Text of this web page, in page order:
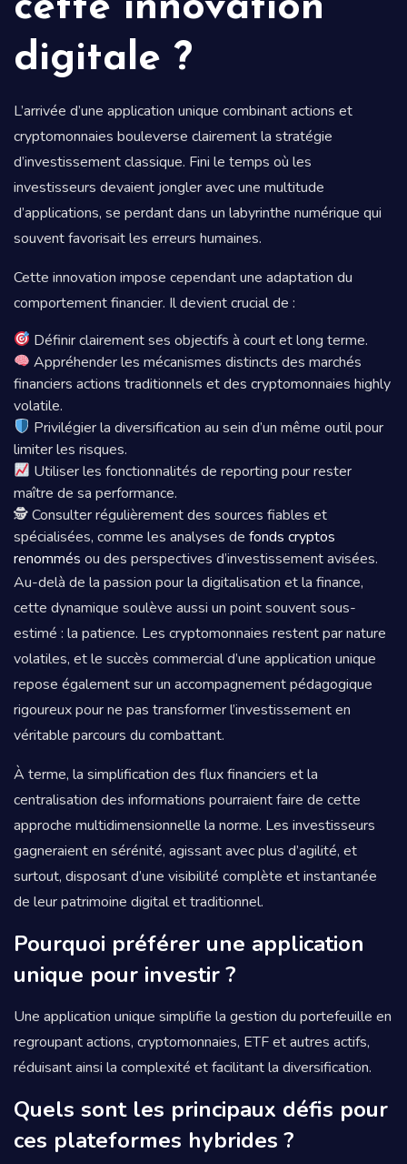
digitale ?
L’arrivée d’une application unique combinant actions et
cryptomonnaies bouleverse clairement la stratégie
d’investissement classique. Fini le temps où les
investisseurs devaient jongler avec une multitude
d’applications, se perdant dans un labyrinthe numérique qui
souvent favorisait les erreurs humaines.
Cette innovation impose cependant une adaptation du
comportement financier. Il devient crucial de :
Définir clairement ses objectifs à court et long terme.
Appréhender les mécanismes distincts des marchés
financiers actions traditionnels et des cryptomonnaies highly
volatile.
Privilégier la diversification au sein d’un même outil pour
limiter les risques.
Utiliser les fonctionnalités de reporting pour rester
maître de sa performance.
🕵️ Consulter régulièrement des sources fiables et
spécialisées, comme les analyses de fonds cryptos
renommés ou des perspectives d’investissement avisées.
Au-delà de la passion pour la digitalisation et la finance,
cette dynamique soulève aussi un point souvent sous-
estimé : la patience. Les cryptomonnaies restent par nature
volatiles, et le succès commercial d’une application unique
repose également sur un accompagnement pédagogique
rigoureux pour ne pas transformer l’investissement en
véritable parcours du combattant.
À terme, la simplification des flux financiers et la
centralisation des informations pourraient faire de cette
approche multidimensionnelle la norme. Les investisseurs
gagneraient en sérénité, agissant avec plus d’agilité, et
surtout, disposant d’une visibilité complète et instantanée
de leur patrimoine digital et traditionnel.
Pourquoi préférer une application
unique pour investir ?
Une application unique simplifie la gestion du portefeuille en
regroupant actions, cryptomonnaies, ETF et autres actifs,
réduisant ainsi la complexité et facilitant la diversification.
Quels sont les principaux défis pour
ces plateformes hybrides ?